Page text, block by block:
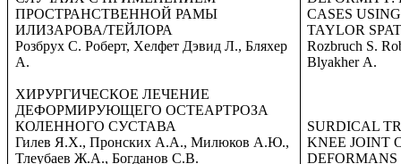
ПРОСТРАНСТВЕННОЙ РАМЫ
ИЛИЗАРОВА/ТЕЙЛОРА
Розбрух С. Роберт, Хелфет Дэвид Л., Бляхер
А.
ХИРУРГИЧЕСКОЕ ЛЕЧЕНИЕ
ДЕФОРМИРУЮЩЕГО ОСТЕАРТРОЗА
КОЛЕННОГО СУСТАВА
Гилев Я.Х., Пронских А.А., Милюков А.Ю.,
Тлеубаев Ж.А., Богданов С.В.
CASES
TAYLOR
Rozbruch S.
Blyakher А.
SURDICAL
KNEE JOINT
DEFORMANS